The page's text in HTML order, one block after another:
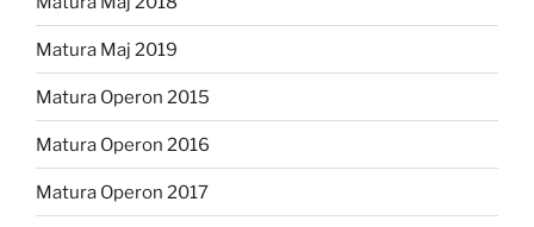
Matura Maj 2019
Matura Operon 2015
Matura Operon 2016
Matura Operon 2017